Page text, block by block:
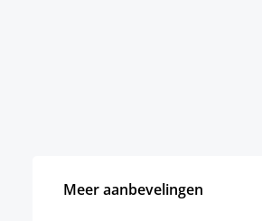
Meer aanbevelingen